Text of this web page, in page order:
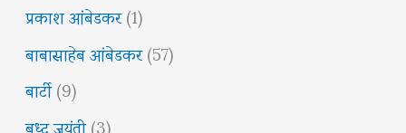
प्रकाश आंबेडकर(1)
बाबासाहेब आंबेडकर(57)
बार्टी(9)